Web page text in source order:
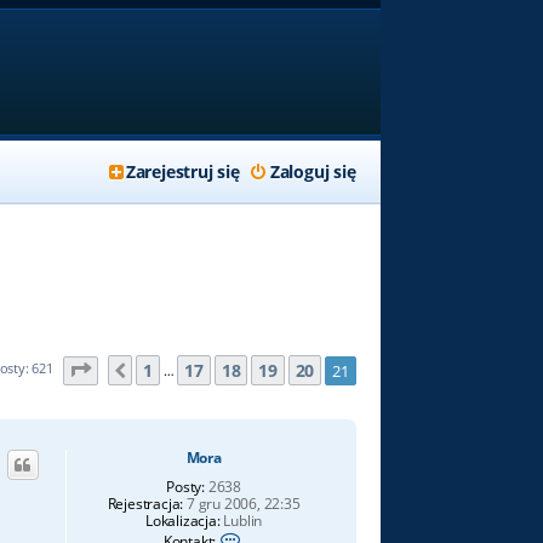
Zaloguj się
Zarejestruj się
621 Strona 21z21
Poprzednia
1 … 17 18 19 20 21
Mora
Posty:2638
Rejestracja:7 gru 2006, 22:35
Lokalizacja:Lublin